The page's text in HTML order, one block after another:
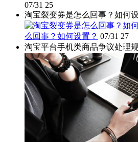
07/31 25
淘宝裂变券是怎么回事？如何
么回事？如何设置？ 07/31 27
淘宝平台手机类商品争议处理